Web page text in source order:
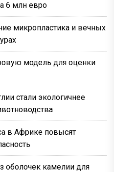
6 млн евро
микропластика и вечных
модель для оценки
стали экологичнее
в Африке повысят
оболочек камелии для